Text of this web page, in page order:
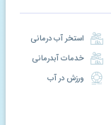
خدمات آبدرمانی